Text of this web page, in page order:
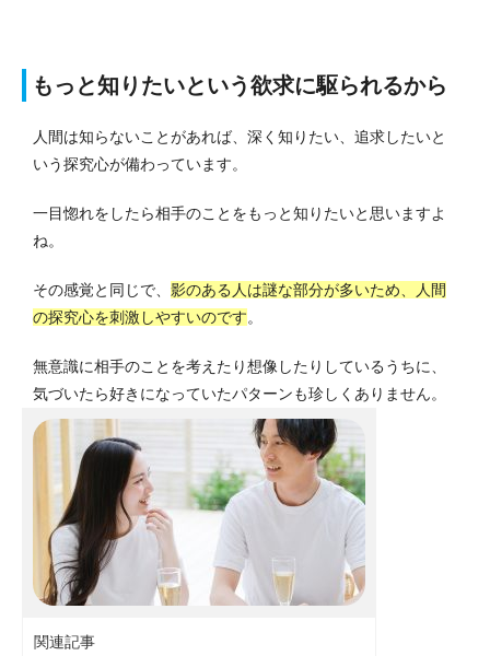
もっと知りたいという欲求に駆られるから
人間は知らないことがあれば、深く知りたい、追求したいと
いう探究心が備わっています。
一目惚れをしたら相手のことをもっと知りたいと思いますよ
ね。
その感覚と同じで、 影のある人は謎な部分が多いため、人間
の探究心を刺激しやすいのです。
無意識に相手のことを考えたり想像したりしているうちに、
気づいたら好きになっていたパターンも珍しくありません。
関連記事